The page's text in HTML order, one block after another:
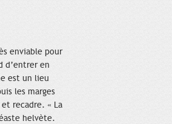
enviable pour
d’entrer en
est un lieu
les marges
recadre. « La
helvète.